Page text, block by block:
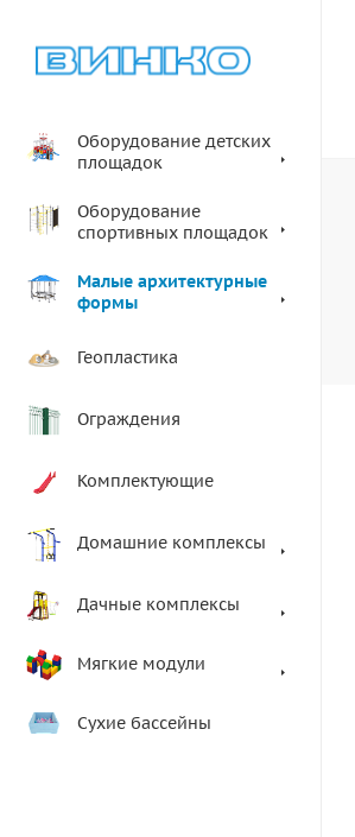
Оборудование детских
площадок
Оборудование
спортивных площадок
Малые архитектурные
формы
Геопластика
Ограждения
Комплектующие
Домашние комплексы
Дачные комплексы
Мягкие модули
Сухие бассейны